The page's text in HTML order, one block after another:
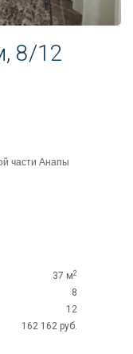
8/12
части Анапы
37 м2
8
12
162 162 руб.